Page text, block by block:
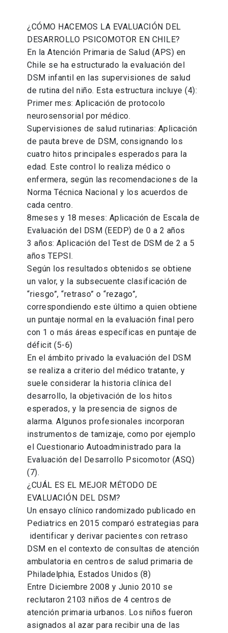
¿CÓMO HACEMOS LA EVALUACIÓN DEL
DESARROLLO PSICOMOTOR EN CHILE?
En la Atención Primaria de Salud (APS) en
Chile se ha estructurado la evaluación del
DSM infantil en las supervisiones de salud
de rutina del niño. Esta estructura incluye (4):
Primer mes: Aplicación de protocolo
neurosensorial por médico.
Supervisiones de salud rutinarias: Aplicación
de pauta breve de DSM, consignando los
cuatro hitos principales esperados para la
edad. Este control lo realiza médico o
enfermera, según las recomendaciones de la
Norma Técnica Nacional y los acuerdos de
cada centro.
8meses y 18 meses: Aplicación de Escala de
Evaluación del DSM (EEDP) de 0 a 2 años
3 años: Aplicación del Test de DSM de 2 a 5
años TEPSI.
Según los resultados obtenidos se obtiene
un valor, y la subsecuente clasificación de
“riesgo”, “retraso” o “rezago”,
correspondiendo este último a quien obtiene
un puntaje normal en la evaluación final pero
con 1 o más áreas específicas en puntaje de
déficit (5-6)
En el ámbito privado la evaluación del DSM
se realiza a criterio del médico tratante, y
suele considerar la historia clínica del
desarrollo, la objetivación de los hitos
esperados, y la presencia de signos de
alarma. Algunos profesionales incorporan
instrumentos de tamizaje, como por ejemplo
el Cuestionario Autoadministrado para la
Evaluación del Desarrollo Psicomotor (ASQ)
(7).
¿CUÁL ES EL MEJOR MÉTODO DE
EVALUACIÓN DEL DSM?
Un ensayo clínico randomizado publicado en
Pediatrics en 2015 comparó estrategias para
identificar y derivar pacientes con retraso
DSM en el contexto de consultas de atención
ambulatoria en centros de salud primaria de
Philadelphia, Estados Unidos (8)
Entre Diciembre 2008 y Junio 2010 se
reclutaron 2103 niños de 4 centros de
atención primaria urbanos. Los niños fueron
asignados al azar para recibir una de las